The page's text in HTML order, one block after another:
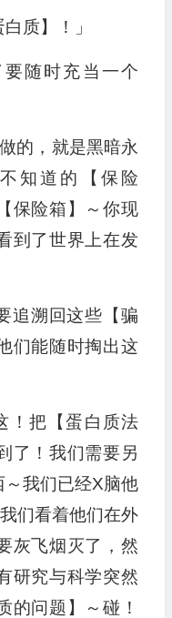
质】！」
随时充当一个
的，就是黑暗永
知道的【保险
保险箱】～你现
到了世界上在发
追溯回这些【骗
们能随时掏出这
！把【蛋白质法
了！我们需要另
我们已经X脑他
们看着他们在外
灰飞烟灭了，然
研究与科学突然
的问题】～碰！